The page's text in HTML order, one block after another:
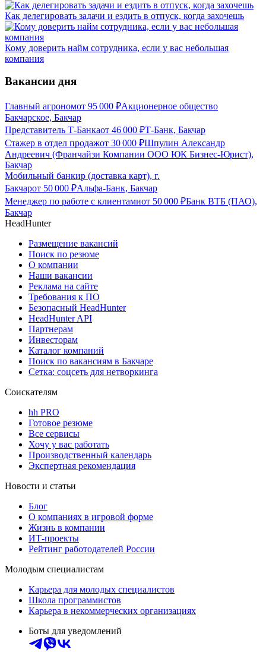
Как делегировать задачи и ездить в отпуск, когда захочешь
Кому доверить найм сотрудника, если у вас небольшая
компания
Вакансии дня
Главный агрономот 95 000 ₽Акционерное общество
Бакчарское, Бакчар
Представитель Т-Банкаот 46 000 ₽Т-Банк, Бакчар
Стажер в отдел продажот 30 000 ₽Шпулин Александр
Андреевич (Франчайзи Компании ООО ЮК Бизнес-Юрист),
Бакчар
Мобильный банкир (доставка карт), г.
Бакчарот 50 000 ₽Альфа-Банк, Бакчар
Менеджер по работе с клиентамиот 50 000 ₽Банк ВТБ (ПАО),
Бакчар
HeadHunter
Размещение вакансий
Поиск по резюме
О компании
Наши вакансии
Реклама на сайте
Требования к ПО
Безопасный HeadHunter
HeadHunter API
Партнерам
Инвесторам
Каталог компаний
Поиск по вакансиям в Бакчаре
Сетка: соцсеть для нетворкинга
Соискателям
hh PRO
Готовое резюме
Все сервисы
Хочу у вас работать
Производственный календарь
Экспертная рекомендация
Новости и статьи
Блог
О компаниях в игровой форме
Жизнь в компании
ИТ-проекты
Рейтинг работодателей России
Молодым специалистам
Карьера для молодых специалистов
Школа программистов
Карьера в некоммерческих организациях
Боты для уведомлений